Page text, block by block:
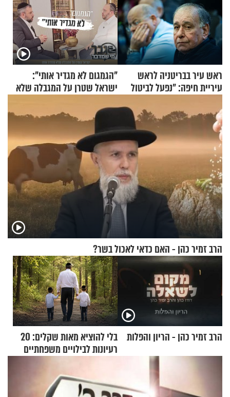
ראש עיר בבריטניה לראש
עיריית חיפה: ״נפעל לביטול
"הגמגום לא מגדיר אותי":
ישראל שטרן על המגבלה שלא
הרב זמיר כהן - האם כדאי לאכול בשר?
הרב זמיר כהן - הריון והפלות
בלי להוציא מאות שקלים: 20
רעיונות לבילויים משפחתיים